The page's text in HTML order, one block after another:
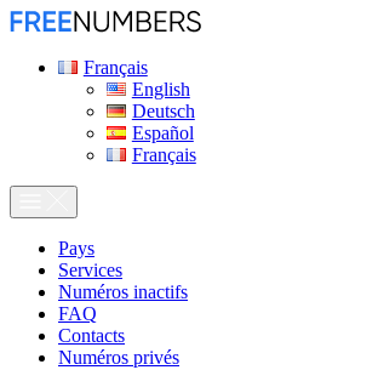
Français
English
Deutsch
Español
Français
Pays
Services
Numéros inactifs
FAQ
Contacts
Numéros privés